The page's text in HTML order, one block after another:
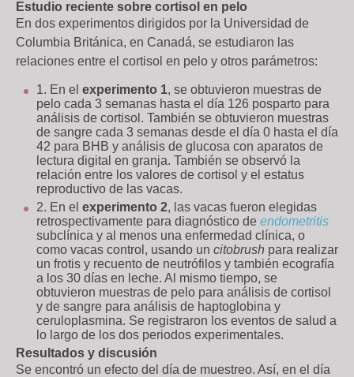
Estudio reciente sobre cortisol en pelo
En dos experimentos dirigidos por la Universidad de
Columbia Británica, en Canadá, se estudiaron las
relaciones entre el cortisol en pelo y otros parámetros:
En el experimento 1, se obtuvieron muestras de
pelo cada 3 semanas hasta el día 126 posparto para
análisis de cortisol. También se obtuvieron muestras
de sangre cada 3 semanas desde el día 0 hasta el día
42 para BHB y análisis de glucosa con aparatos de
lectura digital en granja. También se observó la
relación entre los valores de cortisol y el estatus
reproductivo de las vacas.
En el experimento 2, las vacas fueron elegidas
retrospectivamente para diagnóstico de endometritis
subclínica y al menos una enfermedad clínica, o
como vacas control, usando un citobrush para realizar
un frotis y recuento de neutrófilos y también ecografía
a los 30 días en leche. Al mismo tiempo, se
obtuvieron muestras de pelo para análisis de cortisol
y de sangre para análisis de haptoglobina y
ceruloplasmina. Se registraron los eventos de salud a
lo largo de los dos periodos experimentales.
Resultados y discusión
Se encontró un efecto del día de muestreo. Así, en el día